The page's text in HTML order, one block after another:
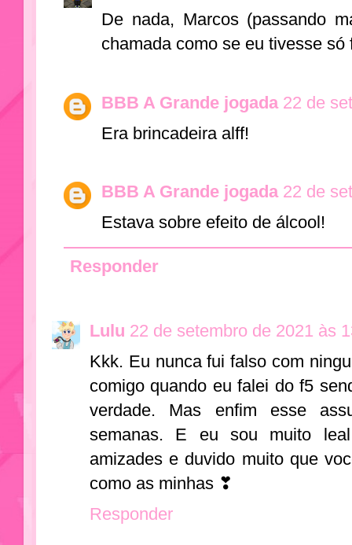
De nada, Marcos (passando
chamada como se eu tivesse
BBB A Grande jogada 22 de
Era brincadeira alff!
BBB A Grande jogada 22 de
Estava sobre efeito de álcool!
Responder
Lulu 22 de setembro de 2021 às
Kkk. Eu nunca fui falso com
comigo quando eu falei do f5
verdade. Mas enfim esse
semanas. E eu sou muito
amizades e duvido muito que
como as minhas ❣
Responder